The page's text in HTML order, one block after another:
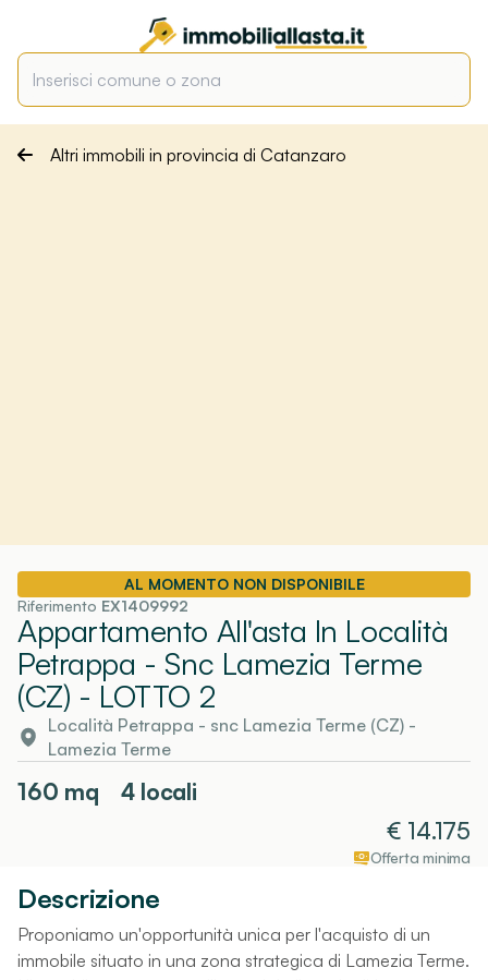
Altri immobili in provincia di Catanzaro
AL MOMENTO NON DISPONIBILE
Riferimento EX1409992
Appartamento All'asta In Località
Petrappa - Snc Lamezia Terme
(CZ) - LOTTO 2
Località Petrappa - snc Lamezia Terme (CZ) -
Lamezia Terme
160 mq
4 locali
€ 14.175
Offerta minima
Descrizione
Proponiamo un'opportunità unica per l'acquisto di un
immobile situato in una zona strategica di Lamezia Terme.